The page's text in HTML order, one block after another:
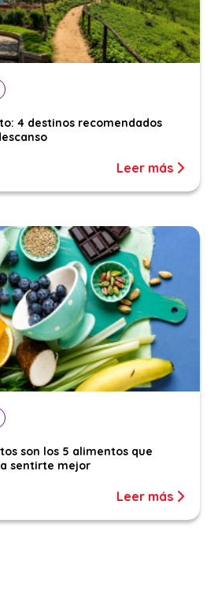
4 destinos recomendados
Leer más
son los 5 alimentos que
sentirte mejor
Leer más